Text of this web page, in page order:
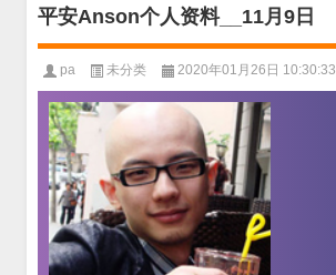
平安Anson个人资料__11月9日
pa 未分类 2020年01月26日 10:30:33